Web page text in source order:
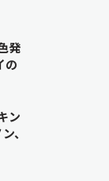
発
の
ン
、